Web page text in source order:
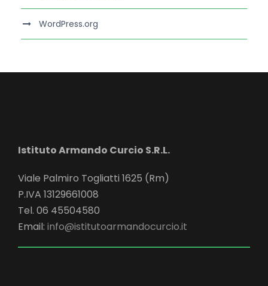
WordPress.org
Istituto Armando Curcio S.R.L.
Viale Palmiro Togliatti 1625 (Rm)
P.IVA 13129661008
Tel. 06 45504580
Email: info@istitutoarmandocurcio.it